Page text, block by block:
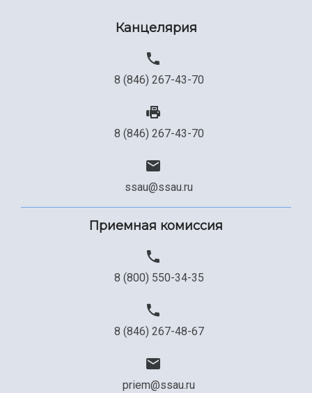
Канцелярия
8 (846) 267-43-70
8 (846) 267-43-70
ssau@ssau.ru
Приемная комиссия
8 (800) 550-34-35
8 (846) 267-48-67
priem@ssau.ru